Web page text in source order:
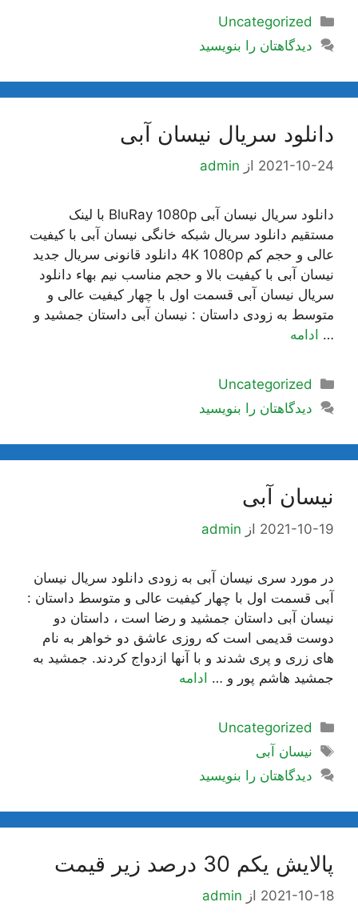
دسته‌ها
Uncategorized
دیدگاهتان را بنویسید
دانلود سریال نیسان آبی
2021-10-24 از admin
دانلود سریال نیسان آبی BluRay 1080p با لینک
مستقیم دانلود سریال شبکه خانگی نیسان آبی با کیفیت
عالی و حجم کم 4K 1080p دانلود قانونی سریال جدید
نیسان آبی با کیفیت بالا و حجم مناسب نیم بهاء دانلود
سریال نیسان آبی قسمت اول با چهار کیفیت عالی و
متوسط به زودی داستان : نیسان آبی داستان جمشید و
… ادامه
دسته‌ها
Uncategorized
دیدگاهتان را بنویسید
نیسان آبی
2021-10-19 از admin
در مورد سری نیسان آبی به زودی دانلود سریال نیسان
آبی قسمت اول با چهار کیفیت عالی و متوسط داستان :
نیسان آبی داستان جمشید و رضا است ، داستان دو
دوست قدیمی است که روزی عاشق دو خواهر به نام
های زری و پری شدند و با آنها ازدواج کردند. جمشید به
جمشید هاشم پور و … ادامه
دسته‌ها
Uncategorized
برچسب‌ها
نیسان آبی
دیدگاهتان را بنویسید
پالایش یکم 30 درصد زیر قیمت
2021-10-18 از admin